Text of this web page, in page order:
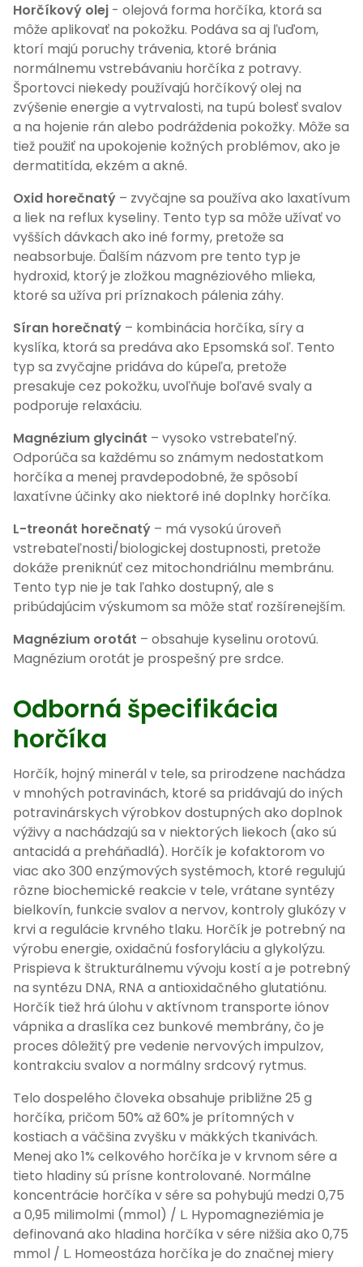
Horčíkový olej - olejová forma horčíka, ktorá sa
môže aplikovať na pokožku. Podáva sa aj ľuďom,
ktorí majú poruchy trávenia, ktoré bránia
normálnemu vstrebávaniu horčíka z potravy.
Športovci niekedy používajú horčíkový olej na
zvýšenie energie a vytrvalosti, na tupú bolesť svalov
a na hojenie rán alebo podráždenia pokožky. Môže sa
tiež použiť na upokojenie kožných problémov, ako je
dermatitída, ekzém a akné.
Oxid horečnatý – zvyčajne sa používa ako laxatívum
a liek na reflux kyseliny. Tento typ sa môže užívať vo
vyšších dávkach ako iné formy, pretože sa
neabsorbuje. Ďalším názvom pre tento typ je
hydroxid, ktorý je zložkou magnéziového mlieka,
ktoré sa užíva pri príznakoch pálenia záhy.
Síran horečnatý – kombinácia horčíka, síry a
kyslíka, ktorá sa predáva ako Epsomská soľ. Tento
typ sa zvyčajne pridáva do kúpeľa, pretože
presakuje cez pokožku, uvoľňuje boľavé svaly a
podporuje relaxáciu.
Magnézium glycinát – vysoko vstrebateľný.
Odporúča sa každému so známym nedostatkom
horčíka a menej pravdepodobné, že spôsobí
laxatívne účinky ako niektoré iné doplnky horčíka.
L-treonát horečnatý – má vysokú úroveň
vstrebateľnosti/biologickej dostupnosti, pretože
dokáže preniknúť cez mitochondriálnu membránu.
Tento typ nie je tak ľahko dostupný, ale s
pribúdajúcim výskumom sa môže stať rozšírenejším.
Magnézium orotát – obsahuje kyselinu orotovú.
Magnézium orotát je prospešný pre srdce.
Odborná špecifikácia
horčíka
Horčík, hojný minerál v tele, sa prirodzene nachádza
v mnohých potravinách, ktoré sa pridávajú do iných
potravinárskych výrobkov dostupných ako doplnok
výživy a nachádzajú sa v niektorých liekoch (ako sú
antacidá a preháňadlá). Horčík je kofaktorom vo
viac ako 300 enzýmových systémoch, ktoré regulujú
rôzne biochemické reakcie v tele, vrátane syntézy
bielkovín, funkcie svalov a nervov, kontroly glukózy v
krvi a regulácie krvného tlaku. Horčík je potrebný na
výrobu energie, oxidačnú fosforyláciu a glykolýzu.
Prispieva k štrukturálnemu vývoju kostí a je potrebný
na syntézu DNA, RNA a antioxidačného glutatiónu.
Horčík tiež hrá úlohu v aktívnom transporte iónov
vápnika a draslíka cez bunkové membrány, čo je
proces dôležitý pre vedenie nervových impulzov,
kontrakciu svalov a normálny srdcový rytmus.
Telo dospelého človeka obsahuje približne 25 g
horčíka, pričom 50% až 60% je prítomných v
kostiach a väčšina zvyšku v mäkkých tkanivách.
Menej ako 1% celkového horčíka je v krvnom sére a
tieto hladiny sú prísne kontrolované. Normálne
koncentrácie horčíka v sére sa pohybujú medzi 0,75
a 0,95 milimolmi (mmol) / L. Hypomagneziémia je
definovaná ako hladina horčíka v sére nižšia ako 0,75
mmol / L. Homeostáza horčíka je do značnej miery